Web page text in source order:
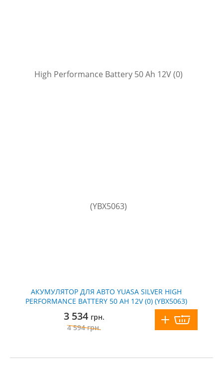
АКУМУЛЯТОР ДЛЯ АВТО YUASA SILVER HIGH
PERFORMANCE BATTERY 50 AH 12V (0) (YBX5063)
3 534 грн.
4 594грн.